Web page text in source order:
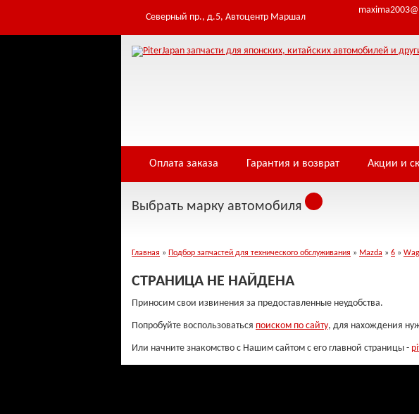
Table 'infowe4f_pjfwds.tomod' doesn't exist Warning: Cannot modify header information - headers
/home/i/infowe4f/piterjapan.ru/public_html/controllers/404.php on line 3
Северный пр., д.5, Автоцентр Маршал
Оплата заказа Гарантия и возврат Акции и
Выбрать марку автомобиля
Главная » Подбор запчастей для технического обслуживания » Mazda » 6 »
СТРАНИЦА НЕ НАЙДЕНА
Приносим свои извинения за предоставленные неудобства.
Попробуйте воспользоваться поиском по сайту, для нахождения
Или начните знакомство с Нашим сайтом с его главной страницы -